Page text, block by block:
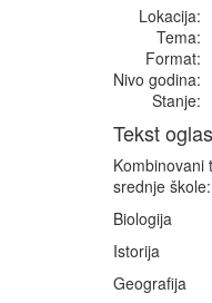
Lokacija:
Tema:
Format:
Nivo godina:
Stanje:
Tekst
Kombinovani
srednje škole:
Biologija
Istorija
Geografija